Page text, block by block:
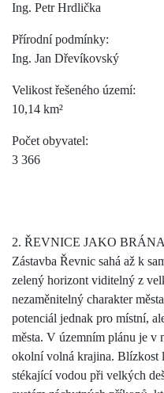
Ing. Petr Hrdlička
Přírodní podmínky:
Ing. Jan Dřevíkovský
Velikost řešeného území:
10,14 km²
Počet obyvatel:
3 366
2. ŘEVNICE JAKO
Zástavba Řevnic sahá až k
zelený horizont viditelný z
nezaměnitelný charakter
potenciál jednak pro místní,
města. V územním plánu je v
okolní volná krajina. Blízkost
stékající vodou při velkých